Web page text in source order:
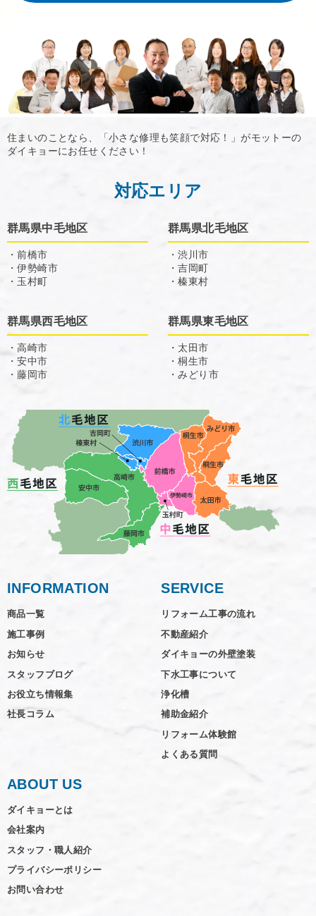
住まいのことなら、「小さな修理も笑顔で対応！」がモットーの
ダイキョーにお任せください！
対応エリア
群馬県中毛地区
・前橋市
・伊勢崎市
・玉村町
群馬県北毛地区
・渋川市
・吉岡町
・榛東村
群馬県西毛地区
・高崎市
・安中市
・藤岡市
群馬県東毛地区
・太田市
・桐生市
・みどり市
INFORMATION
商品一覧
施工事例
お知らせ
スタッフブログ
お役立ち情報集
社長コラム
SERVICE
リフォーム工事の流れ
不動産紹介
ダイキョーの外壁塗装
下水工事について
浄化槽
補助金紹介
リフォーム体験館
よくある質問
ABOUT US
ダイキョーとは
会社案内
スタッフ・職人紹介
プライバシーポリシー
お問い合わせ